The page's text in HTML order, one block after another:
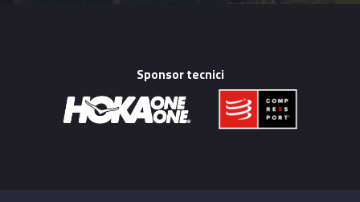
Sponsor tecnici